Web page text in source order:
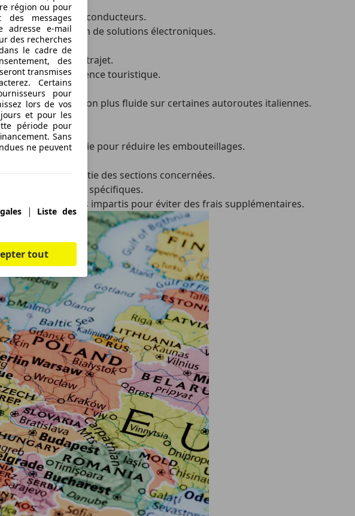
région ou pour
messages
adresse e-mail
des recherches
le cadre de
des
transmises
Certains
pour
lors de vos
et pour les
période pour
Sans
ne peuvent
|
Liste des
tout
à tous les conducteurs.
sans besoin de solutions électroniques.
tarif maximal du trajet.
de forte affluence touristique.
ainsi une circulation plus fluide sur certaines autoroutes italiennes.
cette technologie pour réduire les embouteillages.
et à la sortie des sections concernées.
ou à des bornes spécifiques.
dans les délais impartis pour éviter des frais supplémentaires.